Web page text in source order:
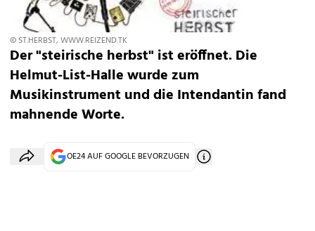
© ST.HERBST, WWW.REIZEND.TK
Der "steirische herbst" ist eröffnet. Die
Helmut-List-Halle wurde zum
Musikinstrument und die Intendantin fand
mahnende Worte.
OE24 AUF GOOGLE BEVORZUGEN